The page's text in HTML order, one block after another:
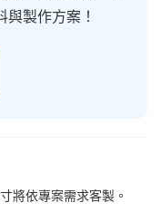
製作方案！
將依專案需求客製。